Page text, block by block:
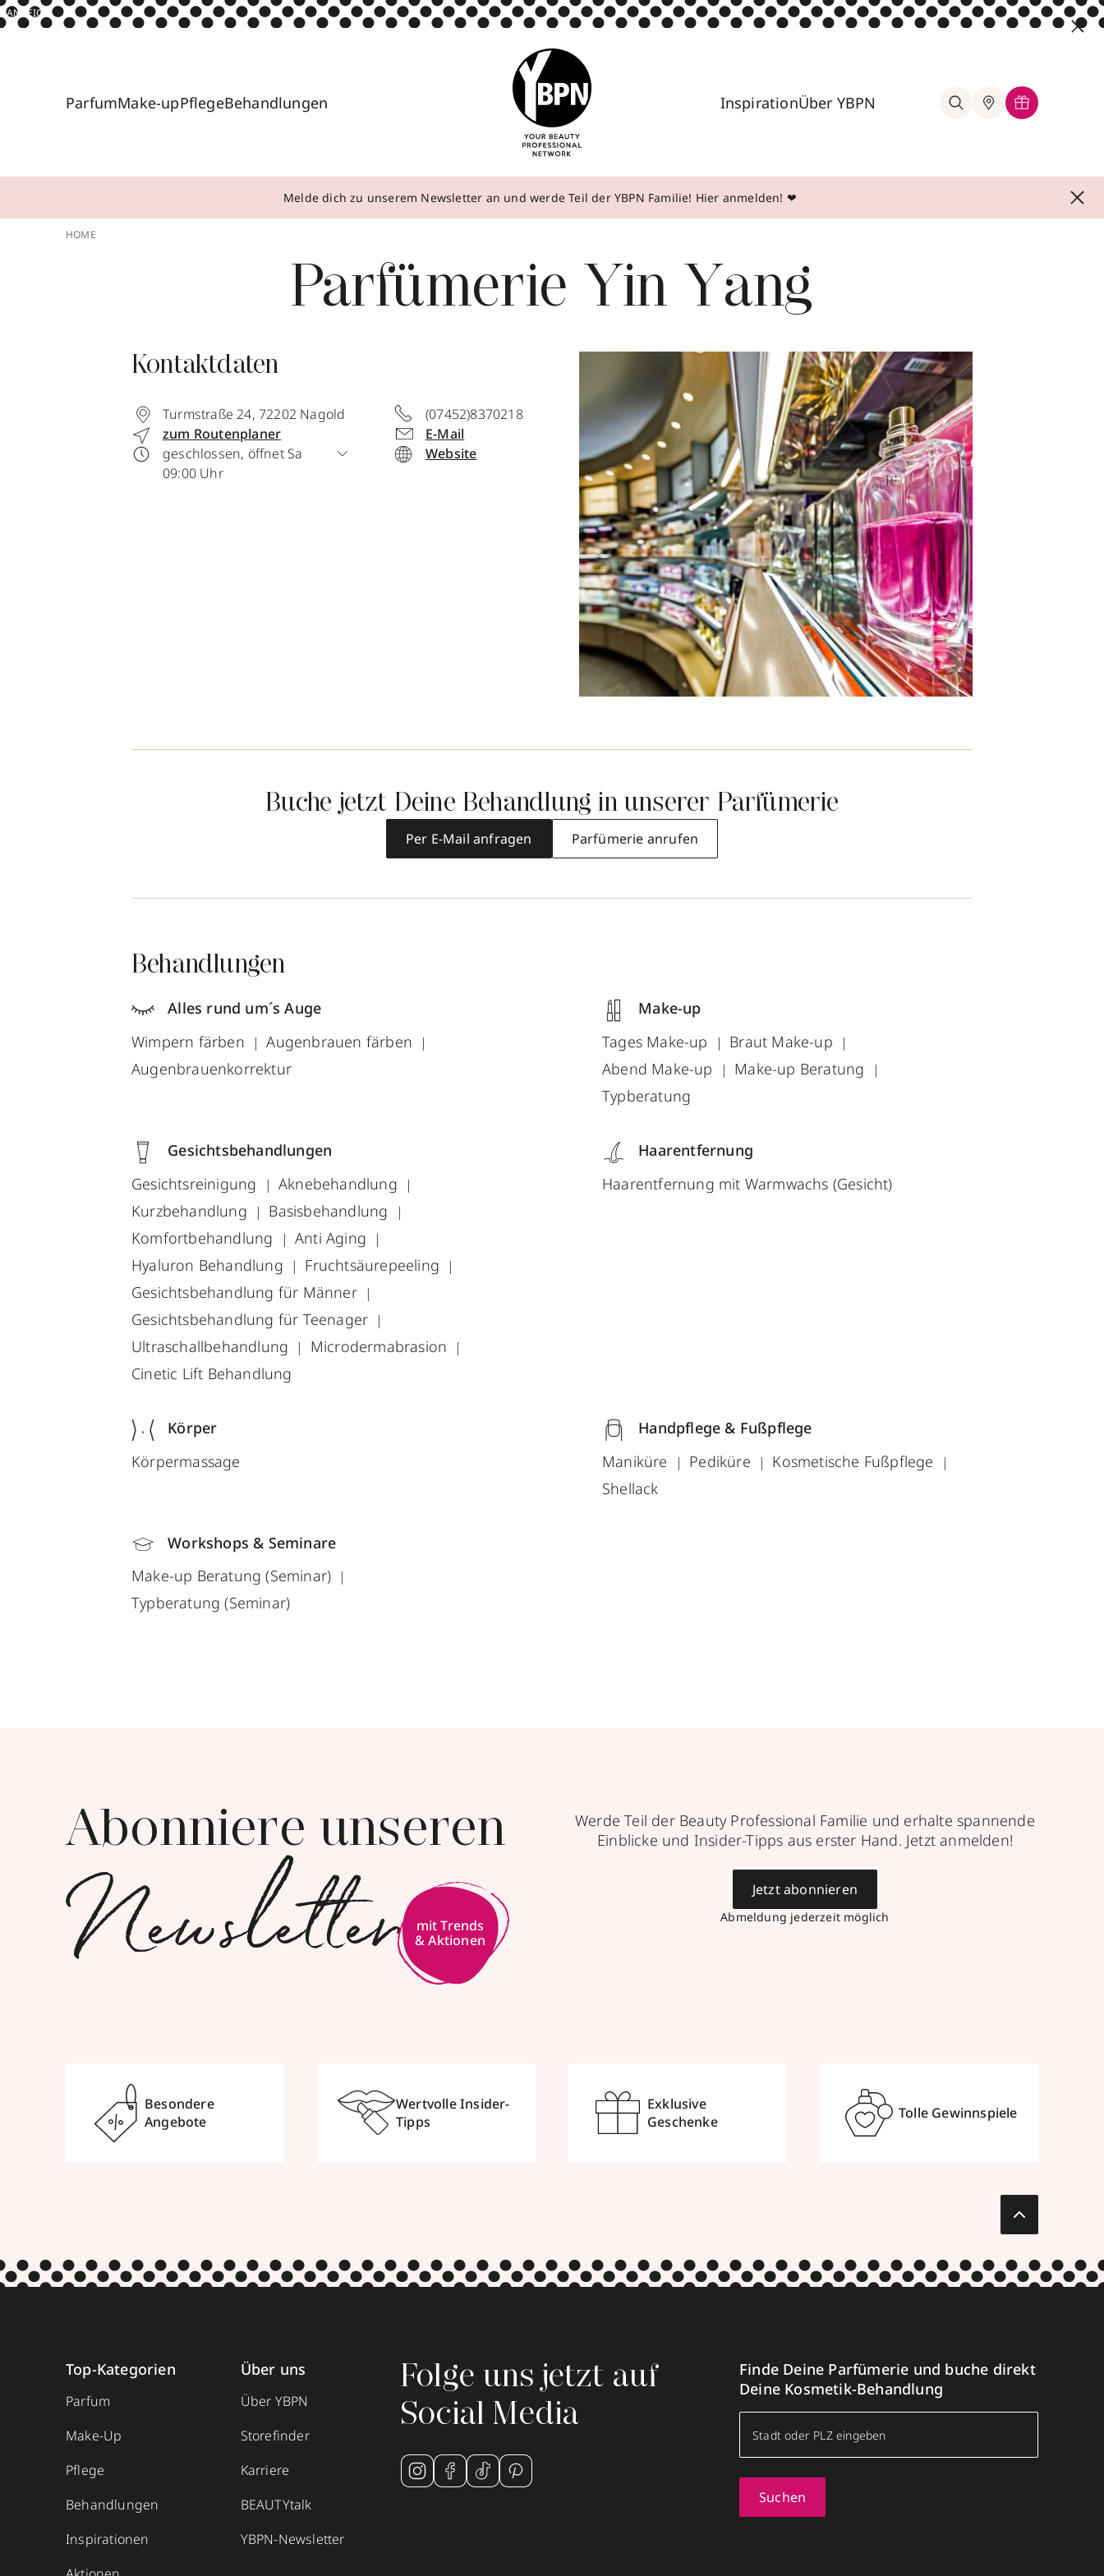
ANZEIGE
ParfumMake-upPflegeBehandlungen InspirationÜber YBPN
Melde dich zu unserem Newsletter an und werde Teil der YBPN Familie! Hier anmelden! ❤
HOME
Parfümerie Yin Yang
Kontaktdaten
Turmstraße 24, 72202 Nagold
zum Routenplaner
geschlossen, öffnet Sa
09:00 Uhr
(07452)8370218
E-Mail
Website
Buche jetzt Deine Behandlung in unserer Parfümerie
Per E-Mail anfragen Parfümerie anrufen
Behandlungen
Alles rund um´s Auge
Wimpern färben
Augenbrauen färben
Augenbrauenkorrektur
Make-up
Tages Make-up
Braut Make-up
Abend Make-up
Make-up Beratung
Typberatung
Gesichtsbehandlungen
Gesichtsreinigung
Aknebehandlung
Kurzbehandlung
Basisbehandlung
Komfortbehandlung
Anti Aging
Hyaluron Behandlung
Fruchtsäurepeeling
Gesichtsbehandlung für Männer
Gesichtsbehandlung für Teenager
Ultraschallbehandlung
Microdermabrasion
Cinetic Lift Behandlung
Haarentfernung
Haarentfernung mit Warmwachs (Gesicht)
Körper
Körpermassage
Handpflege & Fußpflege
Maniküre
Pediküre
Kosmetische Fußpflege
Shellack
Workshops & Seminare
Make-up Beratung (Seminar)
Typberatung (Seminar)
Abonniere unseren
Newsletter
mit Trends
& Aktionen
Werde Teil der Beauty Professional Familie und erhalte spannende
Einblicke und Insider-Tipps aus erster Hand. Jetzt anmelden!
Abmeldung jederzeit möglich
Jetzt abonnieren
Besondere
Angebote
Wertvolle Insider-
Tipps
Exklusive
Geschenke
Tolle Gewinnspiele
Top-Kategorien
Parfum
Make-Up
Pflege
Behandlungen
Inspirationen
Über uns
Über YBPN
Storefinder
Karriere
BEAUTYtalk
YBPN-Newsletter
Folge uns jetzt auf
Social Media
Finde Deine Parfümerie und buche direkt
Deine Kosmetik-Behandlung
Suchen